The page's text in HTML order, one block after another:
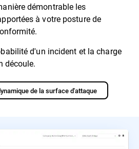
démontrable les
à votre posture de
d'un incident et la charge
découle.
de la surface d'attaque